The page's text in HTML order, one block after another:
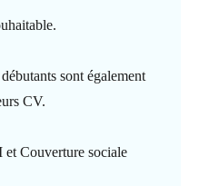
sont également
CV.
Couverture sociale